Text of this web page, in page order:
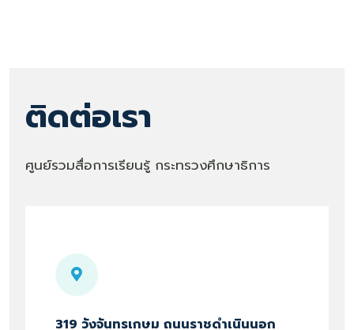
ติดต่อเรา
ศูนย์รวมสื่อการเรียนรู้ กระทรวงศึกษาธิการ
319 วังจันทรเกษม ถนนราชดำเนินนอก